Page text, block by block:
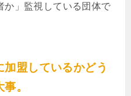
か」監視している団体で
盟しているかどう
。